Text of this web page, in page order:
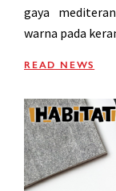
gaya
warna pada
READ NEWS